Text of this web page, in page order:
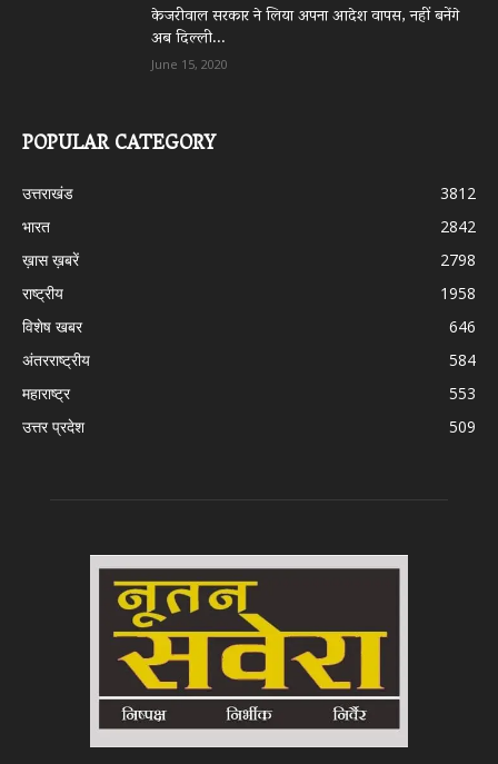
केजरीवाल सरकार ने लिया अपना आदेश वापस, नहीं बनेंगे
अब दिल्ली...
June 15, 2020
POPULAR CATEGORY
उत्तराखंड
3812
भारत
2842
ख़ास ख़बरें
2798
राष्ट्रीय
1958
विशेष खबर
646
अंतरराष्ट्रीय
584
महाराष्ट्र
553
उत्तर प्रदेश
509